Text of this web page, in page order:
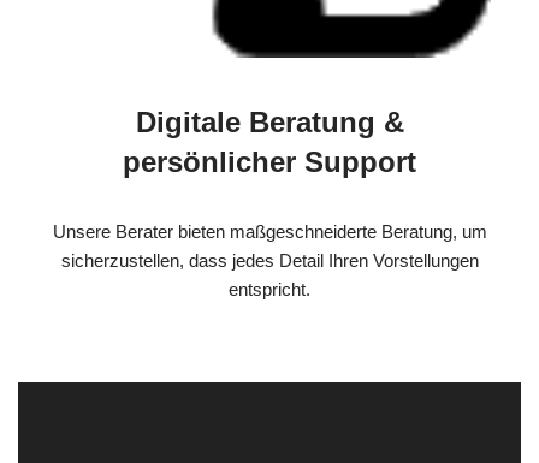
Digitale Beratung &
persönlicher Support
Unsere Berater bieten maßgeschneiderte Beratung, um
sicherzustellen, dass jedes Detail Ihren Vorstellungen
entspricht.